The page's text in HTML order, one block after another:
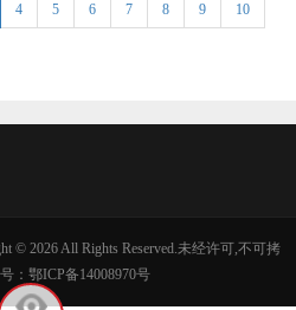
4 5 6 7 8 9 10
© 2026 All Rights Reserved.未经许可,不可拷
： 鄂ICP备14008970号